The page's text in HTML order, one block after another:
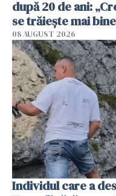
după 20 de ani:
se trăiește mai
08 AUGUST 2026
Individul care a